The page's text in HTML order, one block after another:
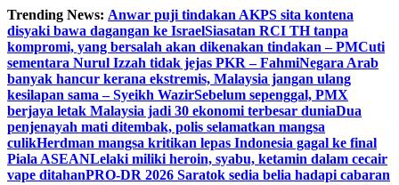
Skip
to
content
Trending News: Anwar puji tindakan AKPS sita kontena
disyaki bawa dagangan ke IsraelSiasatan RCI TH tanpa
kompromi, yang bersalah akan dikenakan tindakan – PMCuti
sementara Nurul Izzah tidak jejas PKR – FahmiNegara Arab
banyak hancur kerana ekstremis, Malaysia jangan ulang
kesilapan sama – Syeikh WazirSebelum sepenggal, PMX
berjaya letak Malaysia jadi 30 ekonomi terbesar duniaDua
penjenayah mati ditembak, polis selamatkan mangsa
culikHerdman mangsa kritikan lepas Indonesia gagal ke final
Piala ASEANLelaki miliki heroin, syabu, ketamin dalam cecair
vape ditahanPRO-DR 2026 Saratok sedia belia hadapi cabaran